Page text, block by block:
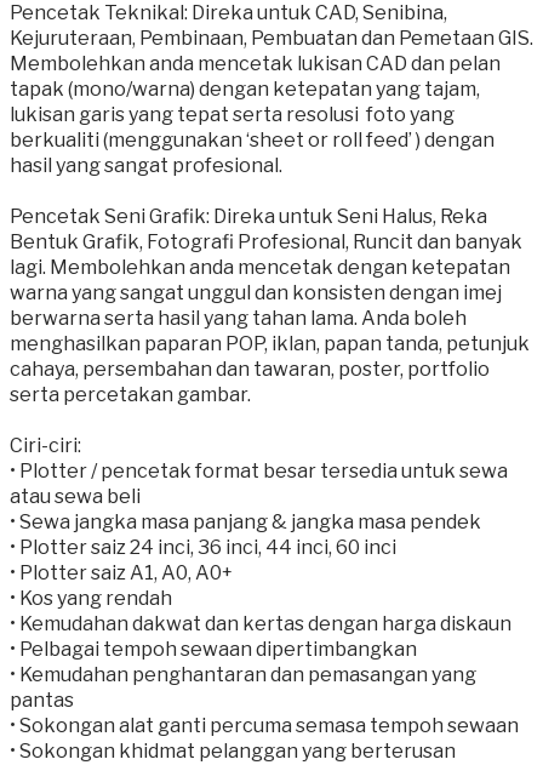
Pencetak Teknikal: Direka untuk CAD, Senibina,
Kejuruteraan, Pembinaan, Pembuatan dan Pemetaan GIS.
Membolehkan anda mencetak lukisan CAD dan pelan
tapak (mono/warna) dengan ketepatan yang tajam,
lukisan garis yang tepat serta resolusi foto yang
berkualiti (menggunakan ‘sheet or roll feed’ ) dengan
hasil yang sangat profesional.
Pencetak Seni Grafik: Direka untuk Seni Halus, Reka
Bentuk Grafik, Fotografi Profesional, Runcit dan banyak
lagi. Membolehkan anda mencetak dengan ketepatan
warna yang sangat unggul dan konsisten dengan imej
berwarna serta hasil yang tahan lama. Anda boleh
menghasilkan paparan POP, iklan, papan tanda, petunjuk
cahaya, persembahan dan tawaran, poster, portfolio
serta percetakan gambar.
Ciri-ciri:
• Plotter / pencetak format besar tersedia untuk sewa
atau sewa beli
• Sewa jangka masa panjang & jangka masa pendek
• Plotter saiz 24 inci, 36 inci, 44 inci, 60 inci
• Plotter saiz A1, A0, A0+
• Kos yang rendah
• Kemudahan dakwat dan kertas dengan harga diskaun
• Pelbagai tempoh sewaan dipertimbangkan
• Kemudahan penghantaran dan pemasangan yang
pantas
• Sokongan alat ganti percuma semasa tempoh sewaan
• Sokongan khidmat pelanggan yang berterusan